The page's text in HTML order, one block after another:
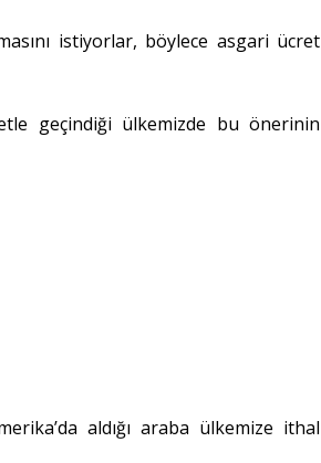
istiyorlar, böylece asgari ücret
geçindiği ülkemizde bu önerinin
aldığı araba ülkemize ithal